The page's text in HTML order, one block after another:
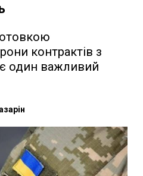
контрактів з
один важливий